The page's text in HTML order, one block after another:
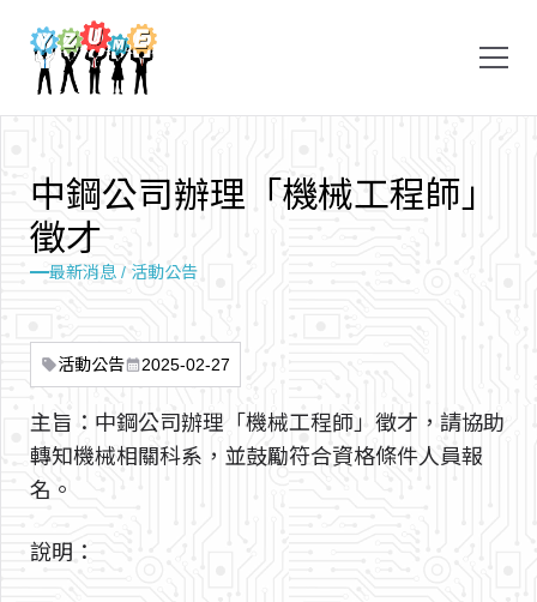
最新消息 / 活動公告
中鋼公司 辦理 「 機械工程師 」
徵才
sell活動公告calendar_month 2025-02-27
主旨：中鋼公司辦理「機械工程師」徵才，請協助
轉知機械相關科系，並鼓勵符合資格條件人員報
名。
說明：